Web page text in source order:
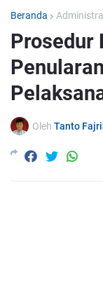
Beranda
Prosedur
Oleh Tanto